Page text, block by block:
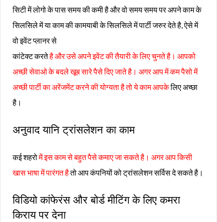
सिटी में लोगो के पास समय की कमी है और वो समय समय पर अपने काम के
सिलसिले में या काम की कामयाबी के सिलसिले में पार्टी जरुर देते है, ऐसे में
वो इवेंट प्लानर से
कांटेक्ट करतेहै और उसे अपने इवेंट की तैयारी के लिए चुनते है। आपको
अच्छी सेवाओ के बदले खूब सारे पैसे दिए जाते है। अगर आप में कम पैसो में
अच्छी पार्टी का अरेंजमेंट करने की योग्यता है तो ये काम आपकेलिए अच्छा
है।
अनुवाद यानि ट्रांसलेशन का काम
कई शहरोमें इस काम से बहुत पैसे कमाए जा सकते है। अगर आप किसी
खास भाषा में पारंगत हैतो आप कंपनियों को ट्रांसलेशन सर्विस दे सकते है।
विडियो कांफेरंस और बोर्ड मीटिंग के लिए कमरा
किराय पर देना